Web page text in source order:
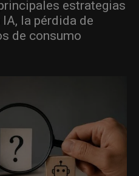
estrategias
la pérdida de
de consumo